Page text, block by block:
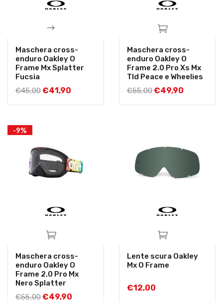
Maschera cross-
enduro Oakley O
Frame Mx Splatter
Fucsia
€45,00€41,90
Maschera cross-
enduro Oakley O
Frame 2.0 Pro Xs Mx
Tld Peace e Wheelies
€55,00€49,90
-9%
Maschera cross-
enduro Oakley O
Frame 2.0 Pro Mx
Nero Splatter
€55,00€49,90
Lente scura Oakley
Mx O Frame
€12,00